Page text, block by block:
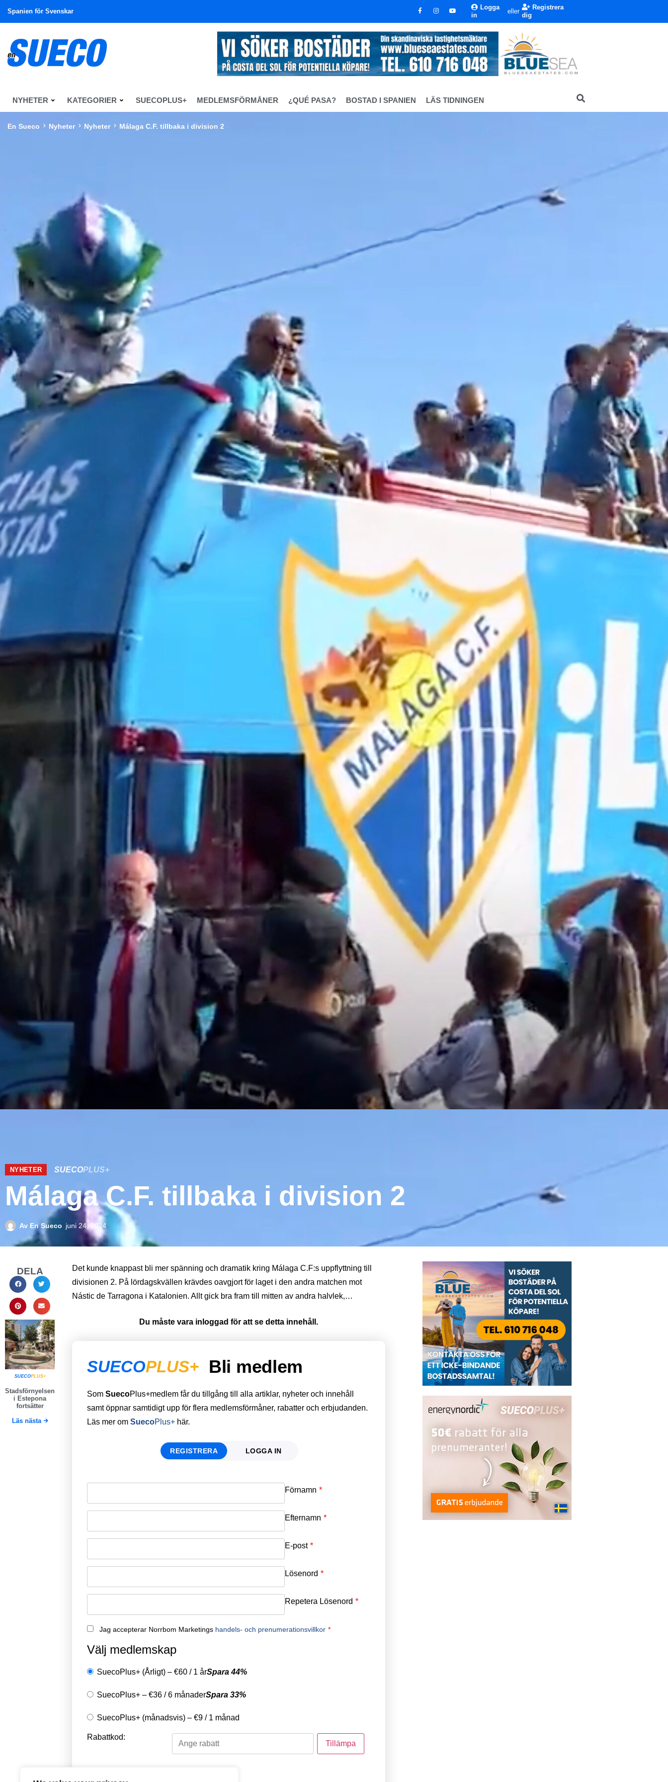
Spanien för Svenskar
Logga
in
eller
Registrera
dig
NYHETER KATEGORIER SUECOPLUS+ MEDLEMSFÖRMÅNER ¿QUÉ PASA? BOSTAD I SPANIEN LÄS TIDNINGEN
En Sueco Nyheter Nyheter Málaga C.F. tillbaka i division 2
NYHETER SUECOPLUS+
Málaga C.F. tillbaka i division 2
Av En Sueco juni 24, 2024
DELA
SUECOPLUS+
Stadsförnyelsen
i Estepona
fortsätter
Läs nästa
Det kunde knappast bli mer spänning och dramatik kring Málaga C.F:s uppflyttning till
divisionen 2. På lördagskvällen krävdes oavgjort för laget i den andra matchen mot
Nástic de Tarragona i Katalonien. Allt gick bra fram till mitten av andra halvlek,…
Du måste vara inloggad för att se detta innehåll.
SUECOPLUS+ Bli medlem
Som SuecoPlus+medlem får du tillgång till alla artiklar, nyheter och innehåll
samt öppnar samtidigt upp för flera medlemsförmåner, rabatter och erbjudanden.
Läs mer om SuecoPlus+ här.
REGISTRERA LOGGA IN
Förnamn *
Efternamn *
E-post *
Lösenord *
Repetera Lösenord *
Jag accepterar Norrbom Marketings handels- och prenumerationsvillkor *
Välj medlemskap
SuecoPlus+ (Årligt) – €60 / 1 årSpara 44%
SuecoPlus+ – €36 /6 månaderSpara 33%
SuecoPlus+ (månadsvis) – €9 / 1 månad
Rabattkod:
Välj en betalningsmetod
Email
Password